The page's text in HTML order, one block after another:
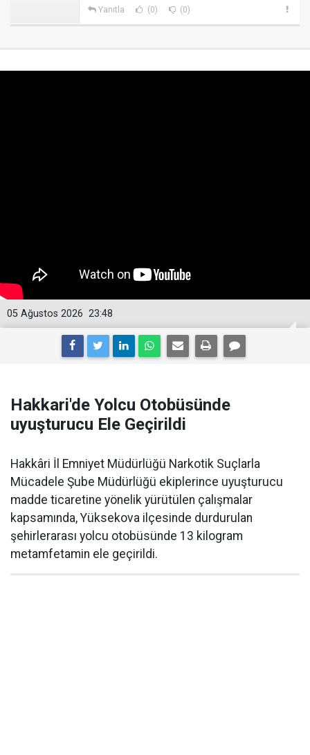
Yanıtla (0) (0)
23:48
05 Ağustos 2026
Hakkari'de Yolcu Otobüsünde
uyuşturucu Ele Geçirildi
Hakkâri İl Emniyet Müdürlüğü Narkotik Suçlarla
Mücadele Şube Müdürlüğü ekiplerince uyuşturucu
madde ticaretine yönelik yürütülen çalışmalar
kapsamında, Yüksekova ilçesinde durdurulan
şehirlerarası yolcu otobüsünde 13 kilogram
metamfetamin ele geçirildi.